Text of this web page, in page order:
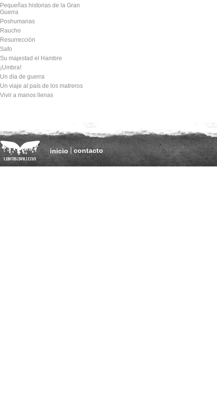
Pequeñas historias de la Gran
Guerra
Poshumanas
Raucho
Resurrección
Safo
Su majestad el Hambre
¡Umbra!
Un día de guerra
Un viaje al país de los matreros
Vivir a manos llenas
inicio contacto